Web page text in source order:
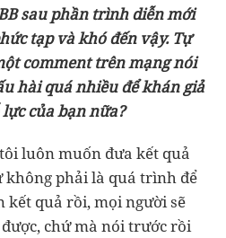
sau phần trình diễn mới
tạp và khó đến vậy. Tự
comment trên mạng nói
hài quá nhiều để khán giả
của bạn nữa?
luôn muốn đưa kết quả
không phải là quá trình để
kết quả rồi, mọi người sẽ
chứ mà nói trước rồi